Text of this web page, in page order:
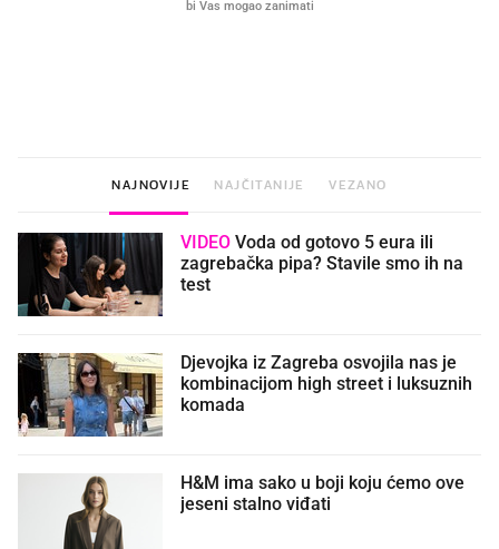
NAJNOVIJE NAJČITANIJE VEZANO
VIDEO
zagrebačka pipa? Stavile smo ih na
test
Djevojka iz Zagreba osvojila nas je
kombinacijom high street i luksuznih
komada
H&M ima sako u boji koju ćemo ove
jeseni stalno viđati